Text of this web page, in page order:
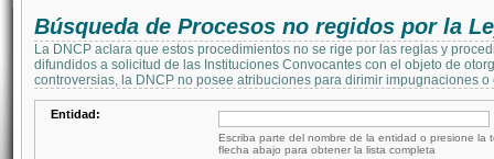
Búsqueda de Procesos no regidos por la
La DNCP aclara que estos procedimientos no se rige por las reglas y
difundidos a solicitud de las Instituciones Convocantes con el objeto de
controversias, la DNCP no posee atribuciones para dirimir impugnaciones
Entidad:
Escriba parte del nombre de la entidad o presione la
flecha abajo para obtener la lista completa